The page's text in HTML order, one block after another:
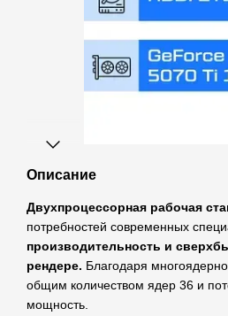
Описание
Двухпроцессорная рабочая
потребностей современных
производительность и
рендере. Благодаря
общим количеством ядер 36 и
мощность.